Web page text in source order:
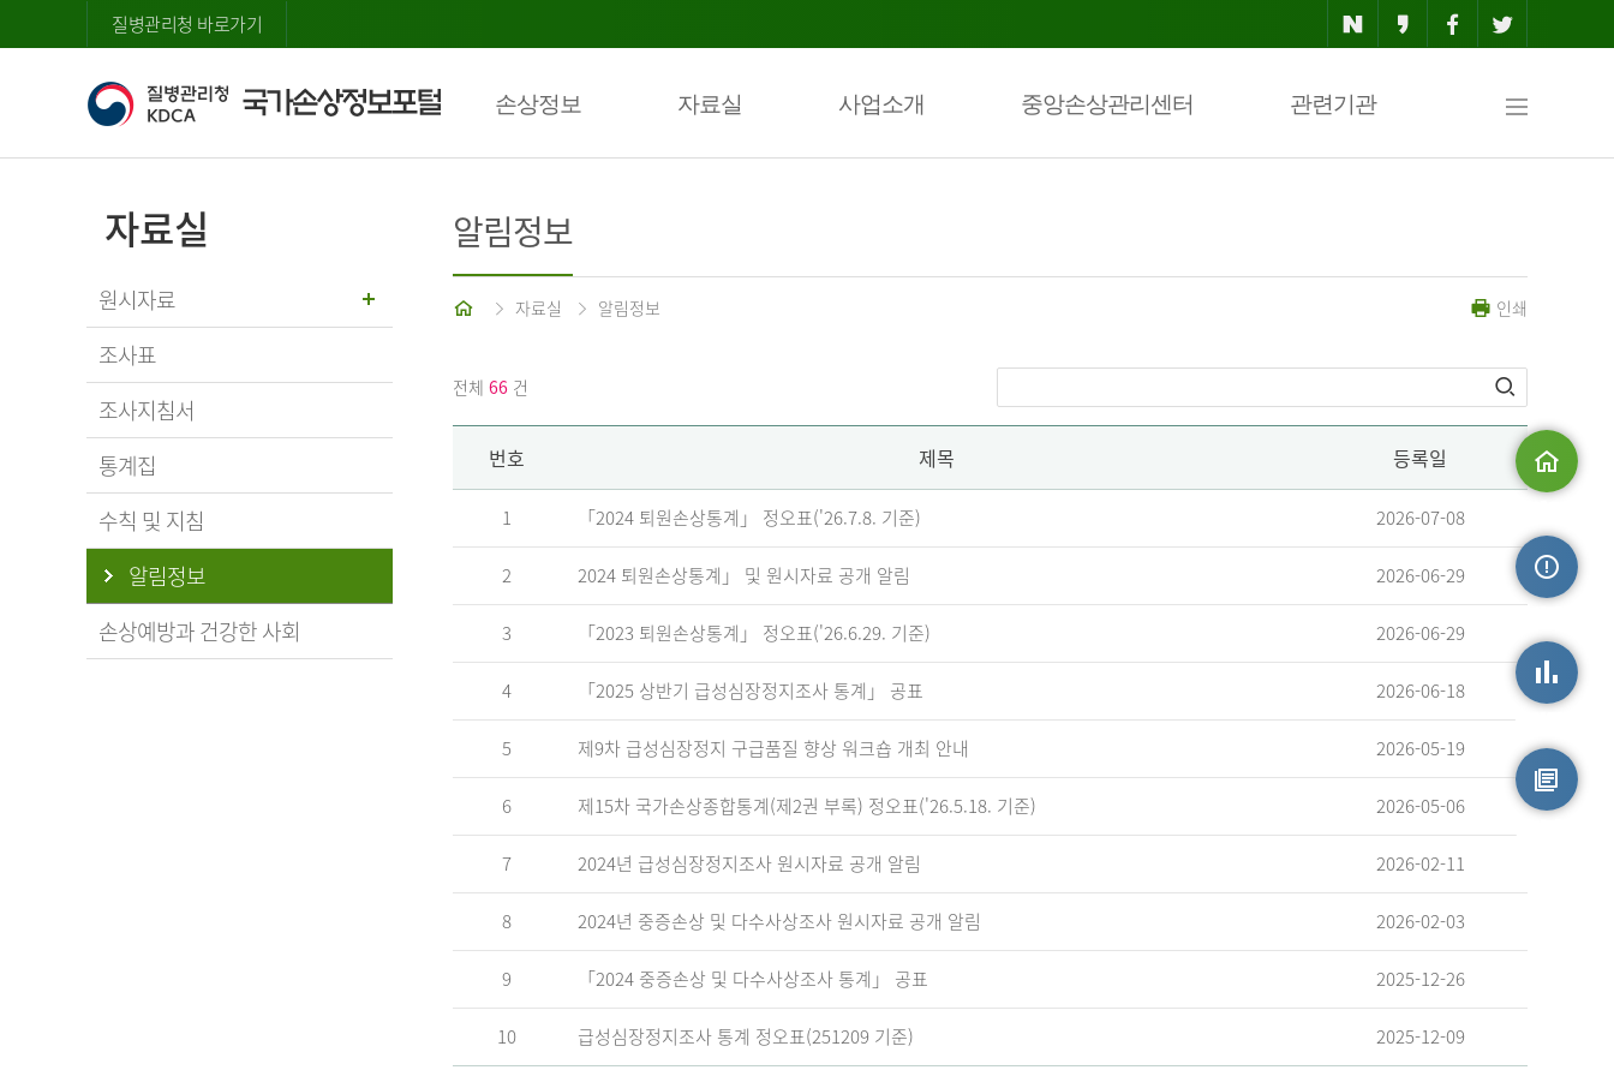
질병관리청 바로가기
손상정보 자료실 사업소개 중앙손상관리센터 관련기관
맵
자료실
원시자료
조사표
조사지침서
통계집
수칙 및 지침
알림정보
손상예방과 건강한 사회
알림정보
홈 자료실 알림정보 인쇄
전체 66 건
번호 제목 등록일
1 「2024 퇴원손상통계」 정오표('26.7.8. 기준) 2026-07-08
2 2024 퇴원손상통계」 및 원시자료 공개 알림 2026-06-29
3 「2023 퇴원손상통계」 정오표('26.6.29. 기준) 2026-06-29
4 「2025 상반기 급성심장정지조사 통계」 공표 2026-06-18
5 제9차 급성심장정지 구급품질 향상 워크숍 개최 안내 2026-05-19
6 제15차 국가손상종합통계(제2권 부록) 정오표('26.5.18. 기준) 2026-05-06
7 2024년 급성심장정지조사 원시자료 공개 알림 2026-02-11
8 2024년 중증손상 및 다수사상조사 원시자료 공개 알림 2026-02-03
9 「2024 중증손상 및 다수사상조사 통계」 공표 2025-12-26
10 급성심장정지조사 통계 정오표(251209 기준) 2025-12-09